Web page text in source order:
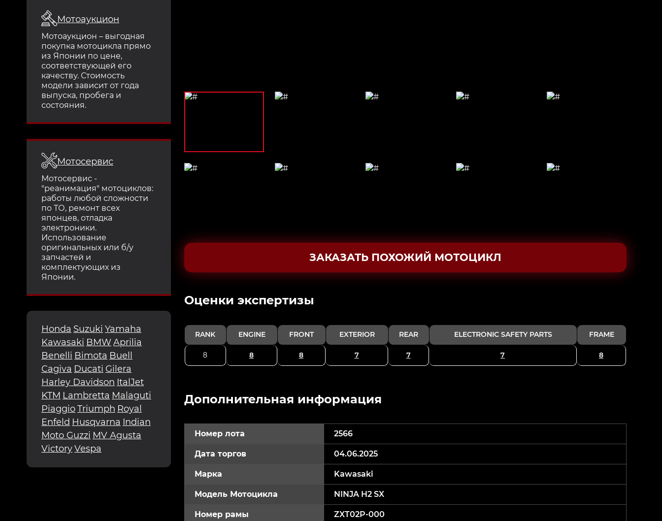
Мотоаукцион
Мотоаукцион – выгодная
покупка мотоцикла прямо
из Японии по цене,
соответствующей его
качеству. Стоимость
модели зависит от года
выпуска, пробега и
состояния.
Мотосервис
Мотосервис -
"реанимация" мотоциклов:
работы любой сложности
по ТО, ремонт всех
японцев, отладка
электроники.
Использование
оригинальных или б/у
запчастей и
комплектующих из
Японии.
Honda Suzuki Yamaha
Kawasaki BMWAprilia
Benelli Bimota Buell
Cagiva Ducati Gilera
Harley Davidson ItalJet
KTM Lambretta Malaguti
PiaggioTriumph Royal
Enfeld Husqvarna Indian
Moto Guzzi MV Agusta
VictoryVespa
ЗАКАЗАТЬ ПОХОЖИЙ МОТОЦИКЛ
Oценки экспертизы
RANK ENGINE FRONT EXTERIOR REAR ELECTRONIC SAFETY PARTS FRAME
8 8 8 7 7 7 8
Дополнительная информация
Номер лота 2566
Дата торгов 04.06.2025
Марка Kawasaki
Модель Мотоцикла NINJA H2 SX
Номер рамы ZXT02P-000